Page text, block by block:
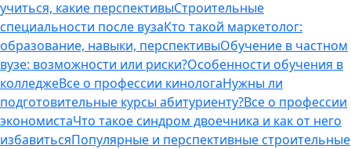
учиться, какие перспективыСтроительные
специальности после вузаКто такой маркетолог:
образование, навыки, перспективыОбучение в частном
вузе: возможности или риски?Особенности обучения в
колледжеВсе о профессии кинологаНужны ли
подготовительные курсы абитуриенту?Все о профессии
экономистаЧто такое синдром двоечника и как от него
избавитьсяПопулярные и перспективные строительные